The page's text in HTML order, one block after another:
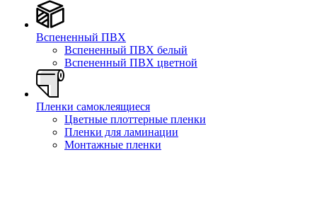
Вспененный ПВХ
Вспененный ПВХ белый
Вспененный ПВХ цветной
Пленки самоклеящиеся
Цветные плоттерные пленки
Пленки для ламинации
Монтажные пленки